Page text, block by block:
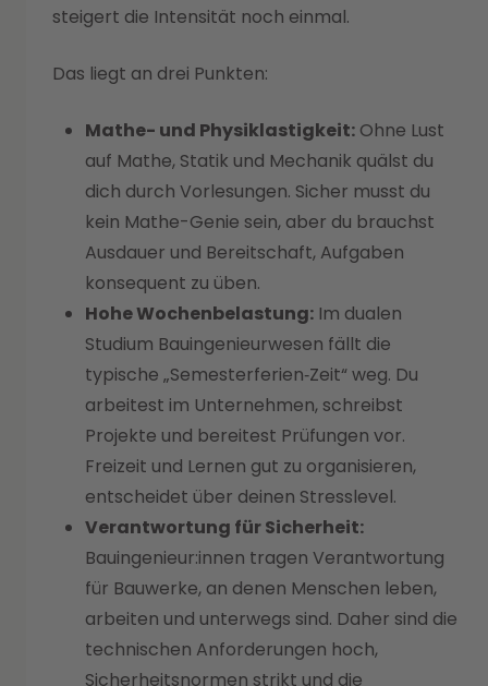
steigert die Intensität noch einmal.
Das liegt an drei Punkten:
Mathe- und Physiklastigkeit: Ohne Lust
auf Mathe, Statik und Mechanik quälst du
dich durch Vorlesungen. Sicher musst du
kein Mathe-Genie sein, aber du brauchst
Ausdauer und Bereitschaft, Aufgaben
konsequent zu üben.
Hohe Wochenbelastung: Im dualen
Studium Bauingenieurwesen fällt die
typische „Semesterferien‑Zeit“ weg. Du
arbeitest im Unternehmen, schreibst
Projekte und bereitest Prüfungen vor.
Freizeit und Lernen gut zu organisieren,
entscheidet über deinen Stresslevel.
Verantwortung für Sicherheit:
Bauingenieur:innen tragen Verantwortung
für Bauwerke, an denen Menschen leben,
arbeiten und unterwegs sind. Daher sind die
technischen Anforderungen hoch,
Sicherheitsnormen strikt und die